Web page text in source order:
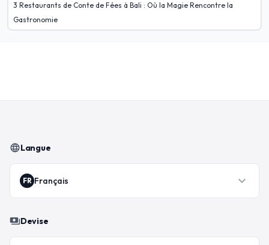
3 Restaurants de Conte de Fées à Bali : Où la Magie Rencontre la
Gastronomie
languageLangue
FR Français expand_more
paymentsDevise